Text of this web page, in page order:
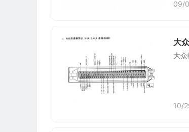
09/
大
大
10/